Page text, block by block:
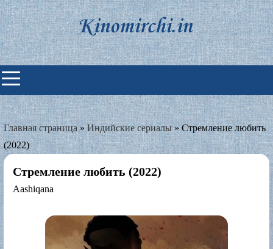
Skip
to
content
Индийские фильмы смотреть
онлайн
Главная страница»Индийские сериалы»Стремление любить
(2022)
Стремление любить (2022)
Aashiqana